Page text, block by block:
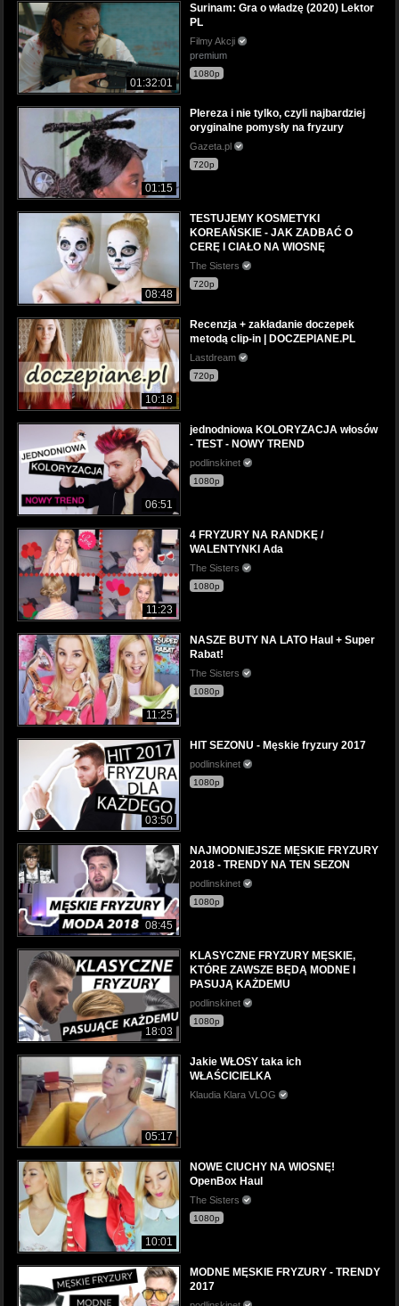
01:32:01
Surinam: Gra o władzę (2020) Lektor
PL
Filmy Akcji
premium
1080p
01:15
Plereza i nie tylko, czyli najbardziej
oryginalne pomysły na fryzury
Gazeta.pl
720p
08:48
TESTUJEMY KOSMETYKI
KOREAŃSKIE - JAK ZADBAĆ O
CERĘ I CIAŁO NA WIOSNĘ
The Sisters
720p
10:18
Recenzja + zakładanie doczepek
metodą clip-in | DOCZEPIANE.PL
Lastdream
720p
06:51
jednodniowa KOLORYZACJA włosów
- TEST - NOWY TREND
podlinskinet
1080p
11:23
4 FRYZURY NA RANDKĘ /
WALENTYNKI Ada
The Sisters
1080p
11:25
NASZE BUTY NA LATO Haul + Super
Rabat!
The Sisters
1080p
03:50
HIT SEZONU - Męskie fryzury 2017
podlinskinet
1080p
08:45
NAJMODNIEJSZE MĘSKIE FRYZURY
2018 - TRENDY NA TEN SEZON
podlinskinet
1080p
18:03
KLASYCZNE FRYZURY MĘSKIE,
KTÓRE ZAWSZE BĘDĄ MODNE I
PASUJĄ KAŻDEMU
podlinskinet
1080p
05:17
Jakie WŁOSY taka ich
WŁAŚCICIELKA
Klaudia Klara VLOG
10:01
NOWE CIUCHY NA WIOSNĘ!
OpenBox Haul
The Sisters
1080p
MODNE MĘSKIE FRYZURY - TRENDY
2017